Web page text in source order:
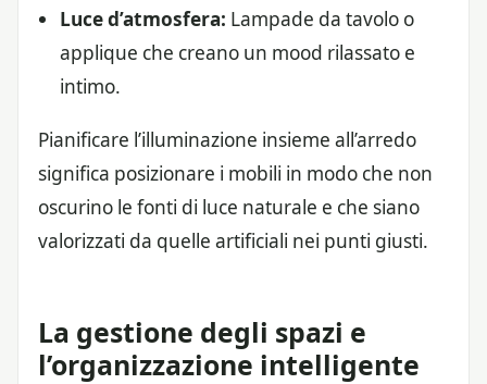
Luce d’atmosfera: Lampade da tavolo o
applique che creano un mood rilassato e
intimo.
Pianificare l’illuminazione insieme all’arredo
significa posizionare i mobili in modo che non
oscurino le fonti di luce naturale e che siano
valorizzati da quelle artificiali nei punti giusti.
La gestione degli spazi e
l’organizzazione intelligente